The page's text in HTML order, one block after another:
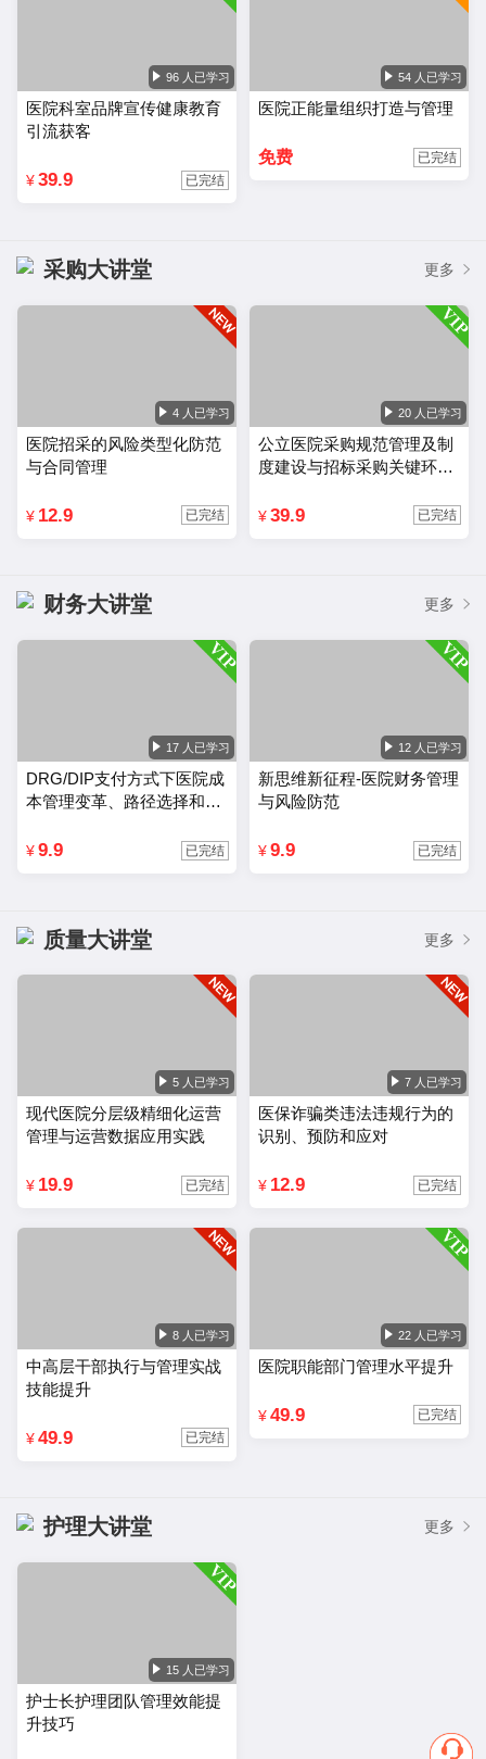
96 人已学习
医院科室品牌宣传健康教育
引流获客
¥ 39.9 已完结
54 人已学习
医院正能量组织打造与管理
免费 已完结
采购大讲堂 更多
4 人已学习
医院招采的风险类型化防范
与合同管理
¥ 12.9 已完结
20 人已学习
公立医院采购规范管理及制
度建设与招标采购关键环节
¥ 39.9 已完结
财务大讲堂 更多
17 人已学习
DRG/DIP支付方式下医院成
本管理变革、路径选择和应
¥ 9.9 已完结
12 人已学习
新思维新征程-医院财务管理
与风险防范
¥ 9.9 已完结
质量大讲堂 更多
5 人已学习
现代医院分层级精细化运营
管理与运营数据应用实践
¥ 19.9 已完结
7 人已学习
医保诈骗类违法违规行为的
识别、预防和应对
¥ 12.9 已完结
8 人已学习
中高层干部执行与管理实战
技能提升
¥ 49.9 已完结
22 人已学习
医院职能部门管理水平提升
¥ 49.9 已完结
护理大讲堂 更多
15 人已学习
护士长护理团队管理效能提
升技巧